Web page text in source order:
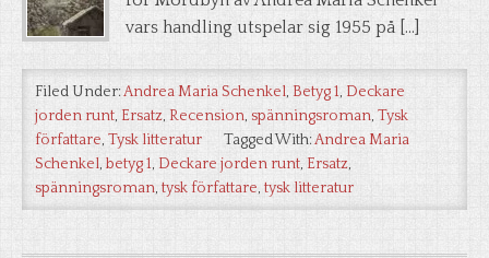
vars handling utspelar sig 1955 på […]
Filed Under:Andrea Maria Schenkel, Betyg 1, Deckare
jorden runt, Ersatz, Recension, spänningsroman, Tysk
författare, Tysk litteratur Tagged With:Andrea Maria
Schenkel, betyg 1, Deckare jorden runt, Ersatz,
spänningsroman, tysk författare, tysk litteratur